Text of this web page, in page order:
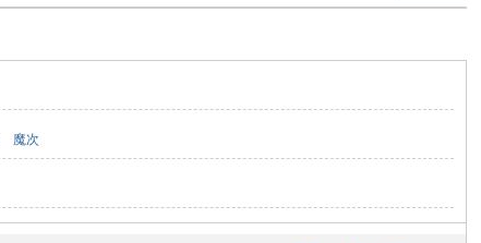
魔次